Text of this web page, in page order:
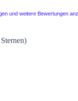
und weitere Bewertungen